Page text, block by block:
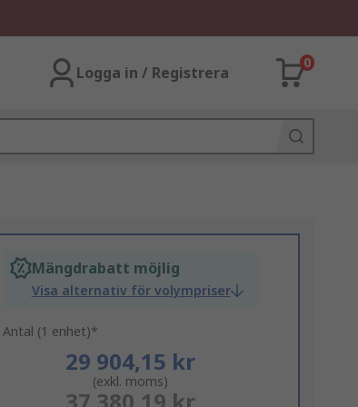
Logga in / Registrera
0
Mängdrabatt möjlig
Visa alternativ för volympriser
Antal (1 enhet)*
29 904,15 kr
(exkl. moms)